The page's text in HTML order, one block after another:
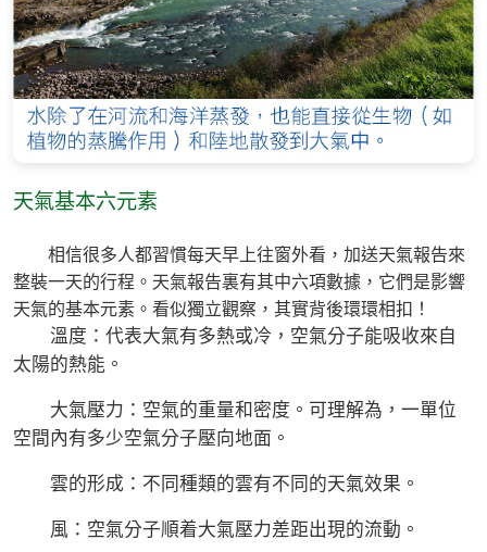
天氣基本六元素
相信很多人都習慣每天早上往窗外看，加送天氣報告來
整裝一天的行程。天氣報告裏有其中六項數據，它們是影響
天氣的基本元素。看似獨立觀察，其實背後環環相扣！
溫度：代表大氣有多熱或冷，空氣分子能吸收來自
太陽的熱能。
大氣壓力：空氣的重量和密度。可理解為，一單位
空間內有多少空氣分子壓向地面。
雲的形成：不同種類的雲有不同的天氣效果。
風：空氣分子順着大氣壓力差距出現的流動。